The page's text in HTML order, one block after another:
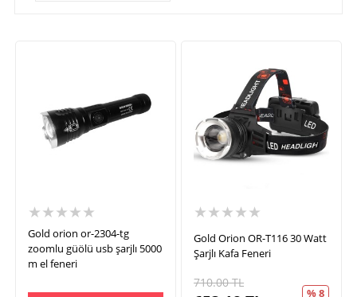
★★★★★
Gold orion or-2304-tg
zoomlu güölü usb şarjlı 5000
m el feneri
★★★★★
Gold Orion OR-T116 30 Watt
Şarjlı Kafa Feneri
710.00TL
% 8